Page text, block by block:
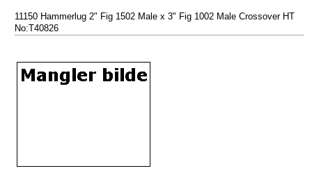
11150 Hammerlug 2" Fig 1502 Male x 3" Fig 1002 Male Crossover HT
No:T40826